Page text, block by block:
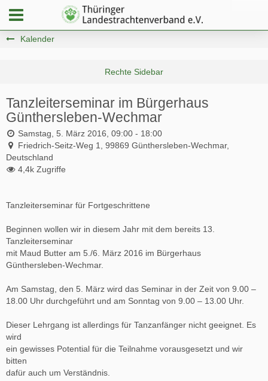
Kalender
Tanzleiterseminar im Bürgerhaus
Günthersleben-Wechmar
Samstag, 5. März 2016, 09:00 - 18:00
Friedrich-Seitz-Weg 1, 99869 Günthersleben-Wechmar,
Deutschland
4,4k Zugriffe
Tanzleiterseminar für Fortgeschrittene
Beginnen wollen wir in diesem Jahr mit dem bereits 13.
Tanzleiterseminar
mit Maud Butter am 5./6. März 2016 im Bürgerhaus
Günthersleben-Wechmar.
Am Samstag, den 5. März wird das Seminar in der Zeit von 9.00 –
18.00 Uhr durchgeführt und am Sonntag von 9.00 – 13.00 Uhr.
Dieser Lehrgang ist allerdings für Tanzanfänger nicht geeignet. Es
wird
ein gewisses Potential für die Teilnahme vorausgesetzt und wir
bitten
dafür auch um Verständnis.